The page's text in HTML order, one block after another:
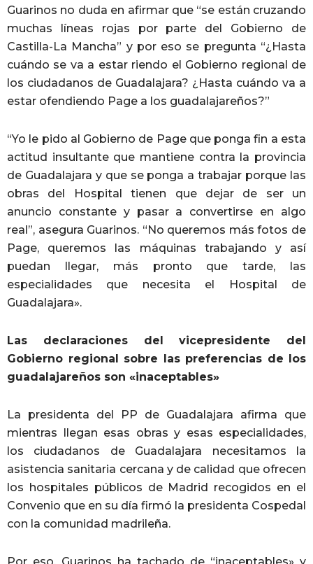
Guarinos no duda en afirmar que “se están cruzando
muchas líneas rojas por parte del Gobierno de
Castilla-La Mancha” y por eso se pregunta “¿Hasta
cuándo se va a estar riendo el Gobierno regional de
los ciudadanos de Guadalajara? ¿Hasta cuándo va a
estar ofendiendo Page a los guadalajareños?”
“Yo le pido al Gobierno de Page que ponga fin a esta
actitud insultante que mantiene contra la provincia
de Guadalajara y que se ponga a trabajar porque las
obras del Hospital tienen que dejar de ser un
anuncio constante y pasar a convertirse en algo
real”, asegura Guarinos. “No queremos más fotos de
Page, queremos las máquinas trabajando y así
puedan llegar, más pronto que tarde, las
especialidades que necesita el Hospital de
Guadalajara».
Las declaraciones del vicepresidente del
Gobierno regional sobre las preferencias de los
guadalajareños son «inaceptables»
La presidenta del PP de Guadalajara afirma que
mientras llegan esas obras y esas especialidades,
los ciudadanos de Guadalajara necesitamos la
asistencia sanitaria cercana y de calidad que ofrecen
los hospitales públicos de Madrid recogidos en el
Convenio que en su día firmó la presidenta Cospedal
con la comunidad madrileña.